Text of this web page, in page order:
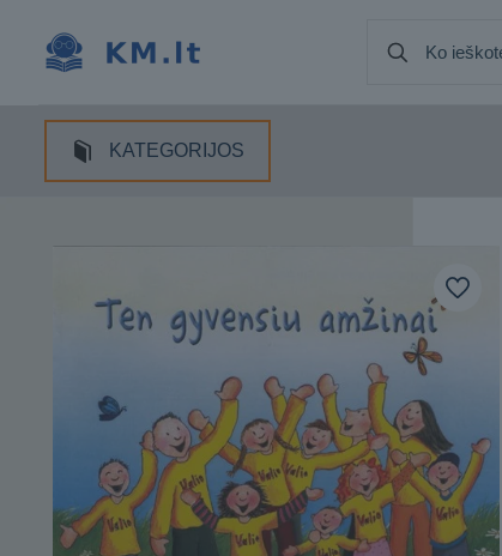
KATEGORIJOS